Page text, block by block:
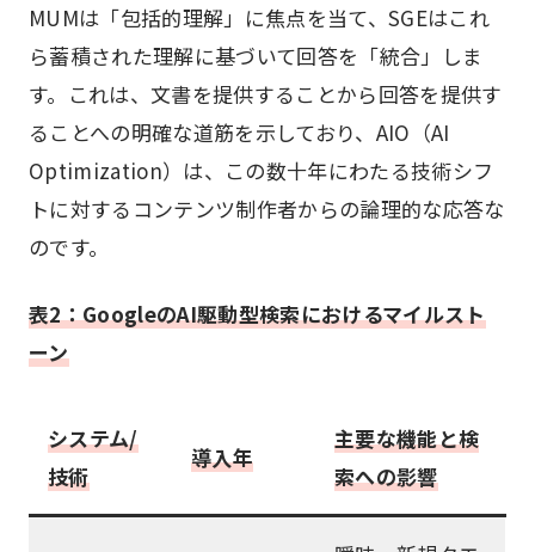
MUMは「包括的理解」に焦点を当て、SGEはこれ
ら蓄積された理解に基づいて回答を「統合」しま
す。これは、文書を提供することから回答を提供す
ることへの明確な道筋を示しており、AIO（AI
Optimization）は、この数十年にわたる技術シフ
トに対するコンテンツ制作者からの論理的な応答な
のです。
表2：GoogleのAI駆動型検索におけるマイルスト
ーン
システム/
技術
導入年
主要な機能と検
索への影響